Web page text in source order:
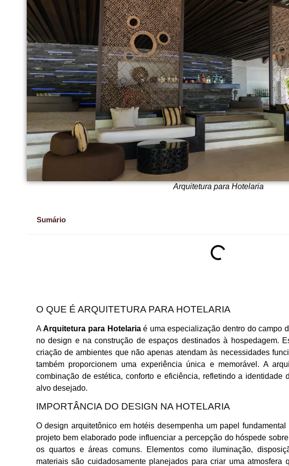
Arquitetura para Hotelaria
Sumário
O QUE É ARQUITETURA PARA HOTELARIA
AArquitetura para Hotelariaé uma especialização dentro do campo
no design e na construção de espaços destinados à hospedagem.
criação de ambientes que não apenas atendam às necessidades
também proporcionem uma experiência única e memorável. A
combinação de estética, conforto e eficiência, refletindo a identidade
alvo desejado.
IMPORTÂNCIA DO DESIGN NA HOTELARIA
O design arquitetônico em hotéis desempenha um papel
projeto bem elaborado pode influenciar a percepção do hóspede
os quartos e áreas comuns. Elementos como iluminação,
materiais são cuidadosamente planejados para criar uma atmosfera